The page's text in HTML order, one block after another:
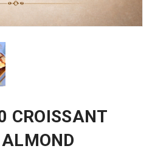
CROISSANT